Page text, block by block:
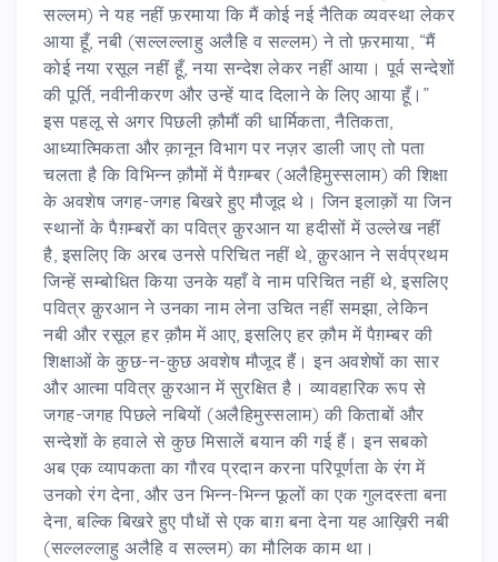
सल्लम) ने यह नहीं फ़रमाया कि मैं कोई नई नैतिक व्यवस्था लेकर
आया हूँ, नबी (सल्लल्लाहु अलैहि व सल्लम) ने तो फ़रमाया, “मैं
कोई नया रसूल नहीं हूँ, नया सन्देश लेकर नहीं आया। पूर्व सन्देशों
की पूर्ति, नवीनीकरण और उन्हें याद दिलाने के लिए आया हूँ।”
इस पहलू से अगर पिछली क़ौमौं की धार्मिकता, नैतिकता,
आध्यात्मिकता और क़ानून विभाग पर नज़र डाली जाए तो पता
चलता है कि विभिन्न क़ौमों में पैग़म्बर (अलैहिमुस्सलाम) की शिक्षा
के अवशेष जगह-जगह बिखरे हुए मौजूद थे। जिन इलाक़ों या जिन
स्थानों के पैग़म्बरों का पवित्र क़ुरआन या हदीसों में उल्लेख नहीं
है, इसलिए कि अरब उनसे परिचित नहीं थे, क़ुरआन ने सर्वप्रथम
जिन्हें सम्बोधित किया उनके यहाँ वे नाम परिचित नहीं थे, इसलिए
पवित्र क़ुरआन ने उनका नाम लेना उचित नहीं समझा, लेकिन
नबी और रसूल हर क़ौम में आए, इसलिए हर क़ौम में पैग़म्बर की
शिक्षाओं के कुछ-न-कुछ अवशेष मौजूद हैं। इन अवशेषों का सार
और आत्मा पवित्र क़ुरआन में सुरक्षित है। व्यावहारिक रूप से
जगह-जगह पिछले नबियों (अलैहिमुस्सलाम) की किताबों और
सन्देशों के हवाले से कुछ मिसालें बयान की गई हैं। इन सबको
अब एक व्यापकता का गौरव प्रदान करना परिपूर्णता के रंग में
उनको रंग देना, और उन भिन्न-भिन्न फूलों का एक गुलदस्ता बना
देना, बल्कि बिखरे हुए पौधों से एक बाग़ बना देना यह आख़िरी नबी
(सल्लल्लाहु अलैहि व सल्लम) का मौलिक काम था।